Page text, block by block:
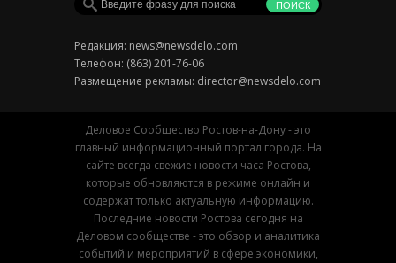
Редакция: news@newsdelo.com
Телефон: (863) 201-76-06
Размещение рекламы: director@newsdelo.com
Деловое Сообщество Ростов-на-Дону - это
главный информационный портал города. На
сайте всегда свежие новости часа Ростова,
которые обновляются в режиме онлайн и
содержат только актуальную информацию.
Последние новости Ростова сегодня на
Деловом сообществе - это обзор и аналитика
событий и мероприятий в сфере экономики,